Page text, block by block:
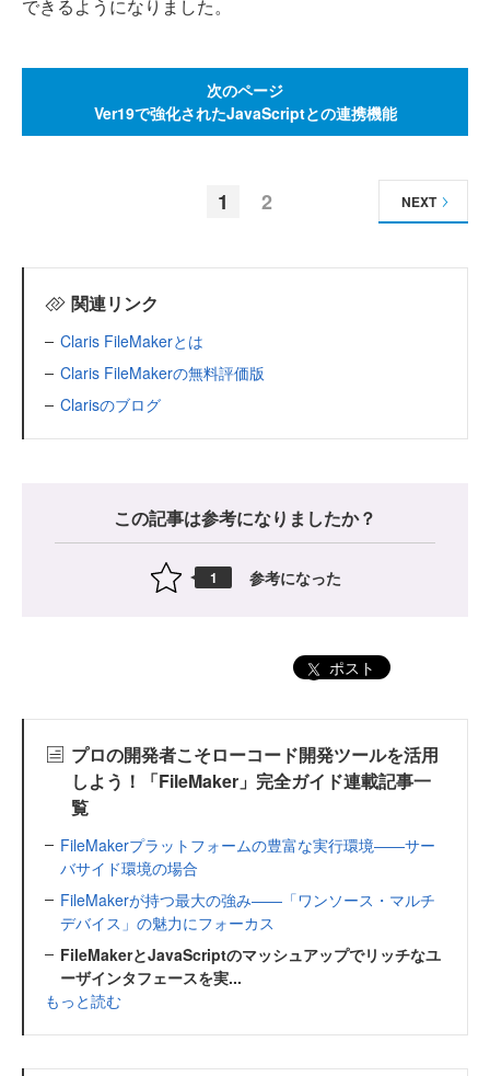
できるようになりました。
次のページ
Ver19で強化されたJavaScriptとの連携機能
1 2 NEXT
関連リンク
Claris FileMakerとは
Claris FileMakerの無料評価版
Clarisのブログ
この記事は参考になりましたか？
1 参考になった
ポスト
プロの開発者こそローコード開発ツールを活用
しよう！「FileMaker」完全ガイド連載記事一
覧
FileMakerプラットフォームの豊富な実行環境――サー
バサイド環境の場合
FileMakerが持つ最大の強み――「ワンソース・マルチ
デバイス」の魅力にフォーカス
FileMakerとJavaScriptのマッシュアップでリッチなユ
ーザインタフェースを実...
もっと読む